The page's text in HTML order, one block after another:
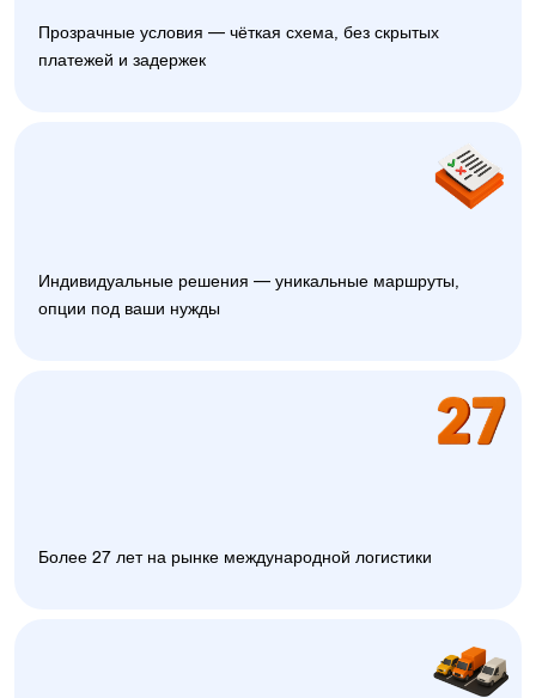
Прозрачные условия — чёткая схема, без скрытых
платежей и задержек
Индивидуальные решения — уникальные маршруты,
опции под ваши нужды
Более 27 лет на рынке международной логистики